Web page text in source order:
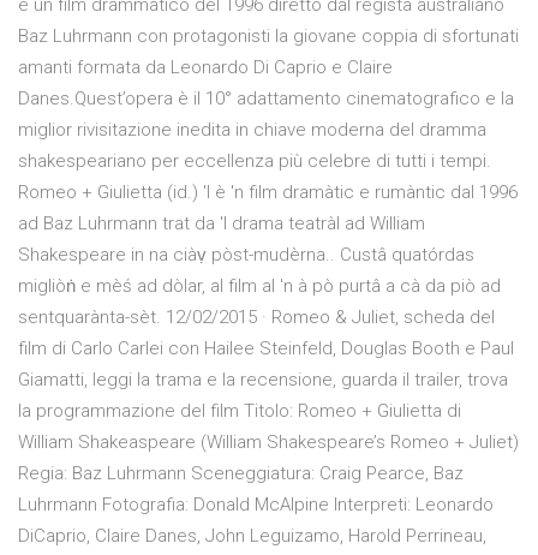
é un film drammatico del 1996 diretto dal regista australiano
Baz Luhrmann con protagonisti la giovane coppia di sfortunati
amanti formata da Leonardo Di Caprio e Claire
Danes.Quest’opera è il 10° adattamento cinematografico e la
miglior rivisitazione inedita in chiave moderna del dramma
shakespeariano per eccellenza più celebre di tutti i tempi.
Romeo + Giulietta (id.) 'l è 'n film dramàtic e rumàntic dal 1996
ad Baz Luhrmann trat da 'l drama teatràl ad William
Shakespeare in na ciàṿ pòst-mudèrna.. Custâ quatórdas
migliòṅ e mèś ad dòlar, al film al 'n à pò purtâ a cà da piò ad
sentquarànta-sèt. 12/02/2015 · Romeo & Juliet, scheda del
film di Carlo Carlei con Hailee Steinfeld, Douglas Booth e Paul
Giamatti, leggi la trama e la recensione, guarda il trailer, trova
la programmazione del film Titolo: Romeo + Giulietta di
William Shakeaspeare (William Shakespeare’s Romeo + Juliet)
Regia: Baz Luhrmann Sceneggiatura: Craig Pearce, Baz
Luhrmann Fotografia: Donald McAlpine Interpreti: Leonardo
DiCaprio, Claire Danes, John Leguizamo, Harold Perrineau,